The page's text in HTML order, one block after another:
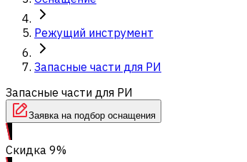
Режущий инструмент
Запасные части для РИ
Запасные части для РИ
Заявка на подбор оснащения
Скидка 9%